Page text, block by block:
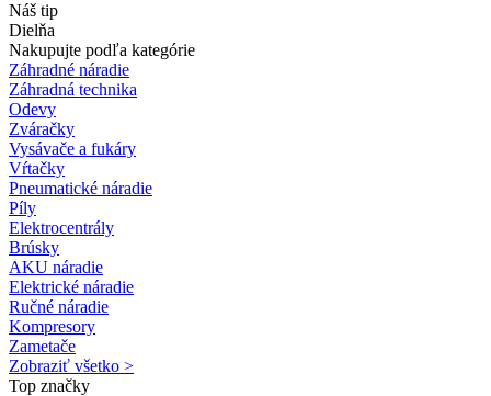
Náš tip
Dielňa
Nakupujte podľa kategórie
Záhradné náradie
Záhradná technika
Odevy
Zváračky
Vysávače a fukáry
Vŕtačky
Pneumatické náradie
Píly
Elektrocentrály
Brúsky
AKU náradie
Elektrické náradie
Ručné náradie
Kompresory
Zametače
Zobraziť všetko >
Top značky